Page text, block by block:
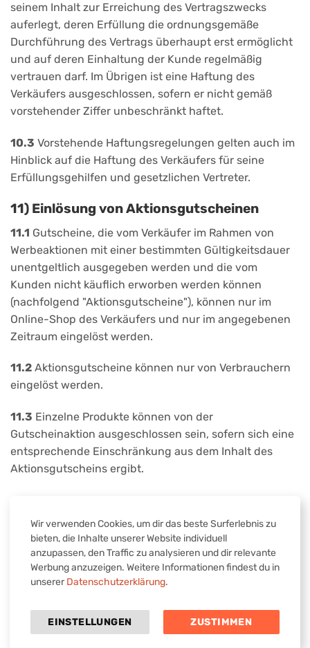
seinem Inhalt zur Erreichung des Vertragszwecks
auferlegt, deren Erfüllung die ordnungsgemäße
Durchführung des Vertrags überhaupt erst ermöglicht
und auf deren Einhaltung der Kunde regelmäßig
vertrauen darf. Im Übrigen ist eine Haftung des
Verkäufers ausgeschlossen, sofern er nicht gemäß
vorstehender Ziffer unbeschränkt haftet.
10.3 Vorstehende Haftungsregelungen gelten auch im
Hinblick auf die Haftung des Verkäufers für seine
Erfüllungsgehilfen und gesetzlichen Vertreter.
11) Einlösung von Aktionsgutscheinen
11.1 Gutscheine, die vom Verkäufer im Rahmen von
Werbeaktionen mit einer bestimmten Gültigkeitsdauer
unentgeltlich ausgegeben werden und die vom
Kunden nicht käuflich erworben werden können
(nachfolgend "Aktionsgutscheine"), können nur im
Online-Shop des Verkäufers und nur im angegebenen
Zeitraum eingelöst werden.
11.2 Aktionsgutscheine können nur von Verbrauchern
eingelöst werden.
11.3 Einzelne Produkte können von der
Gutscheinaktion ausgeschlossen sein, sofern sich eine
entsprechende Einschränkung aus dem Inhalt des
Aktionsgutscheins ergibt.
Bestellvorgangs eingelöst werden. Eine nachträgliche
Verrechnung ist nicht möglich.
11.5Bei einer Bestellung können auch mehrere
Aktionsgutscheine eingelöst werden.
Sofern sich der Aktionsgutschein auf einen
konkreten Wert und nicht auf einen prozentualen
Wir verwenden Cookies, um dir das beste Surferlebnis zu
bieten, die Inhalte unserer Website individuell
anzupassen, den Traffic zu analysieren und dir relevante
Werbung anzuzeigen. Weitere Informationen findest du in
unserer Datenschutzerklärung.
ZUSTIMMEN
EINSTELLUNGEN